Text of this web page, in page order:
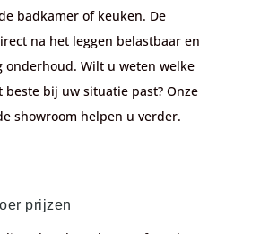
badkamer of keuken. De
na het leggen belastbaar en
onderhoud. Wilt u weten welke
beste bij uw situatie past? Onze
showroom helpen u verder.
prijzen